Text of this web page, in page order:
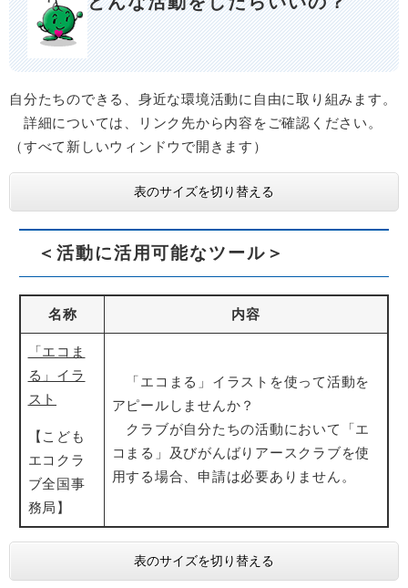
自分たちのできる、身近な環境活動に自由に取り組みます。
詳細については、リンク先から内容をご確認ください。
（すべて新しいウィンドウで開きます）
表のサイズを切り替える
＜活動に活用可能なツール＞
名称 内容
「エコま
る」イラ
スト
【こども
エコクラ
ブ全国事
務局】
「エコまる」イラストを使って活動を
アピールしませんか？
クラブが自分たちの活動において「エ
コまる」及びがんばりアースクラブを使
用する場合、申請は必要ありません。
表のサイズを切り替える